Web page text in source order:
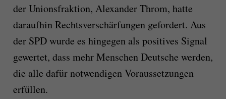
der Unionsfraktion, Alexander Throm, hatte
daraufhin Rechtsverschärfungen gefordert. Aus
der SPD wurde es hingegen als positives Signal
gewertet, dass mehr Menschen Deutsche werden,
die alle dafür notwendigen Voraussetzungen
erfüllen.